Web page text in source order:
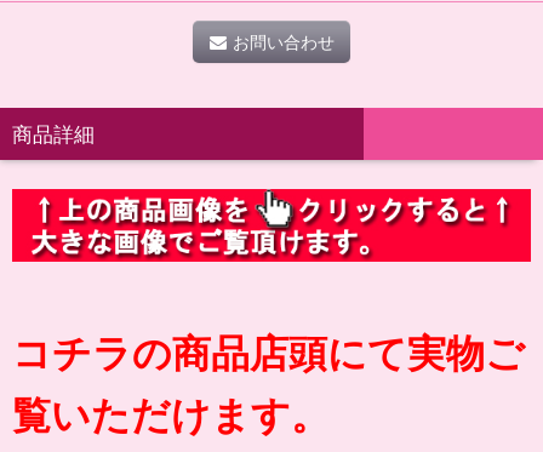
お問い合わせ
商品詳細
コチラの商品店頭にて実物ご
覧いただけます。